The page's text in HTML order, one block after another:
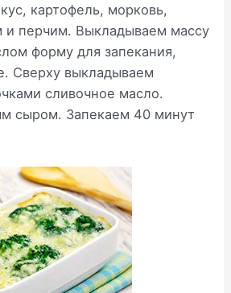
картофель, морковь,
и перчим. Выкладываем массу
форму для запекания,
Сверху выкладываем
сливочное масло.
сыром. Запекаем 40 минут